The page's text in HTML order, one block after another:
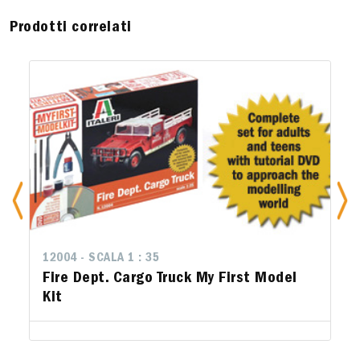
Prodotti correlati
12004 - SCALA 1 : 35
Fire Dept. Cargo Truck My First Model
Kit